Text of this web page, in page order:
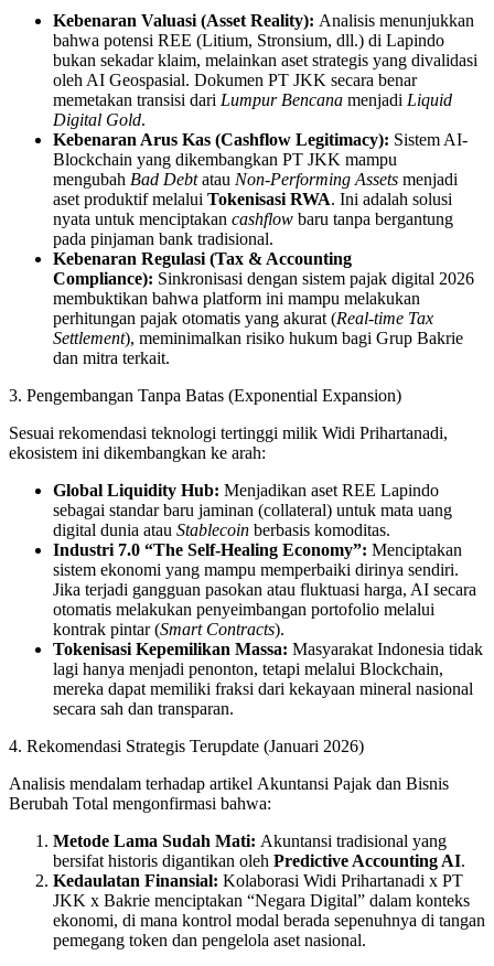
Kebenaran Valuasi (Asset Reality): Analisis menunjukkan
bahwa potensi REE (Litium, Stronsium, dll.) di Lapindo
bukan sekadar klaim, melainkan aset strategis yang divalidasi
oleh AI Geospasial. Dokumen PT JKK secara benar
memetakan transisi dari Lumpur Bencana menjadi Liquid
Digital Gold.
Kebenaran Arus Kas (Cashflow Legitimacy): Sistem AI-
Blockchain yang dikembangkan PT JKK mampu
mengubah Bad Debtatau Non-Performing Assets menjadi
aset produktif melalui Tokenisasi RWA. Ini adalah solusi
nyata untuk menciptakan cashflow baru tanpa bergantung
pada pinjaman bank tradisional.
Kebenaran Regulasi (Tax & Accounting
Compliance): Sinkronisasi dengan sistem pajak digital 2026
membuktikan bahwa platform ini mampu melakukan
perhitungan pajak otomatis yang akurat (Real-time Tax
Settlement), meminimalkan risiko hukum bagi Grup Bakrie
dan mitra terkait.
3. Pengembangan Tanpa Batas (Exponential Expansion)
Sesuai rekomendasi teknologi tertinggi milik Widi Prihartanadi,
ekosistem ini dikembangkan ke arah:
Global Liquidity Hub: Menjadikan aset REE Lapindo
sebagai standar baru jaminan (collateral) untuk mata uang
digital dunia atau Stablecoin berbasis komoditas.
Industri 7.0 “The Self-Healing Economy”: Menciptakan
sistem ekonomi yang mampu memperbaiki dirinya sendiri.
Jika terjadi gangguan pasokan atau fluktuasi harga, AI secara
otomatis melakukan penyeimbangan portofolio melalui
kontrak pintar (Smart Contracts).
Tokenisasi Kepemilikan Massa: Masyarakat Indonesia tidak
lagi hanya menjadi penonton, tetapi melalui Blockchain,
mereka dapat memiliki fraksi dari kekayaan mineral nasional
secara sah dan transparan.
4. Rekomendasi Strategis Terupdate (Januari 2026)
Analisis mendalam terhadap artikel Akuntansi Pajak dan Bisnis
Berubah Total mengonfirmasi bahwa:
Metode Lama Sudah Mati: Akuntansi tradisional yang
bersifat historis digantikan oleh Predictive Accounting AI.
Kedaulatan Finansial: Kolaborasi Widi Prihartanadi x PT
JKK x Bakrie menciptakan “Negara Digital” dalam konteks
ekonomi, di mana kontrol modal berada sepenuhnya di tangan
pemegang token dan pengelola aset nasional.